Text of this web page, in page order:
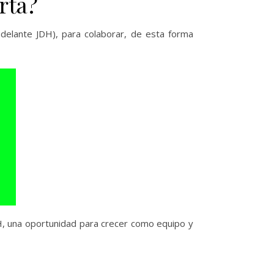
JDH), para colaborar, de esta forma
una oportunidad para crecer como equipo y